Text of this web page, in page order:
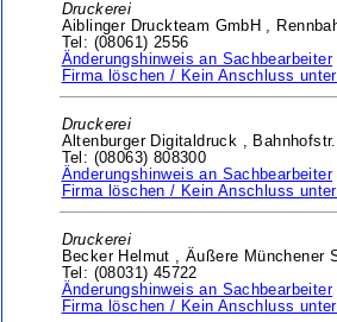
Druckerei
Aiblinger Druckteam GmbH ,
Tel: (08061) 2556
Änderungshinweis an Sachbearbeiter
Firma löschen / Kein Anschluss
Druckerei
Altenburger Digitaldruck ,
Tel: (08063) 808300
Änderungshinweis an Sachbearbeiter
Firma löschen / Kein Anschluss
Druckerei
Becker Helmut , Äußere Münchener
Tel: (08031) 45722
Änderungshinweis an Sachbearbeiter
Firma löschen / Kein Anschluss